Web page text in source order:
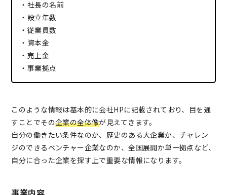
・社長の名前
・設立年数
・従業員数
・資本金
・売上金
・事業拠点
このような情報は基本的に会社HPに記載されており、目を通
すことでその企業の全体像が見えてきます。
自分の働きたい条件なのか、歴史のある大企業か、チャレン
ジのできるベンチャー企業なのか、全国展開か単一拠点など、
自分に合った企業を探す上で重要な情報になります。